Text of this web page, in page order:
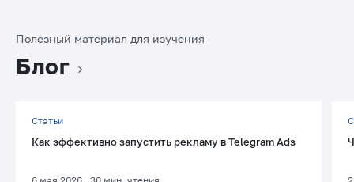
Полезный материал для изучения
Блог
Статьи
Как эффективно запустить рекламу в Telegram Ads